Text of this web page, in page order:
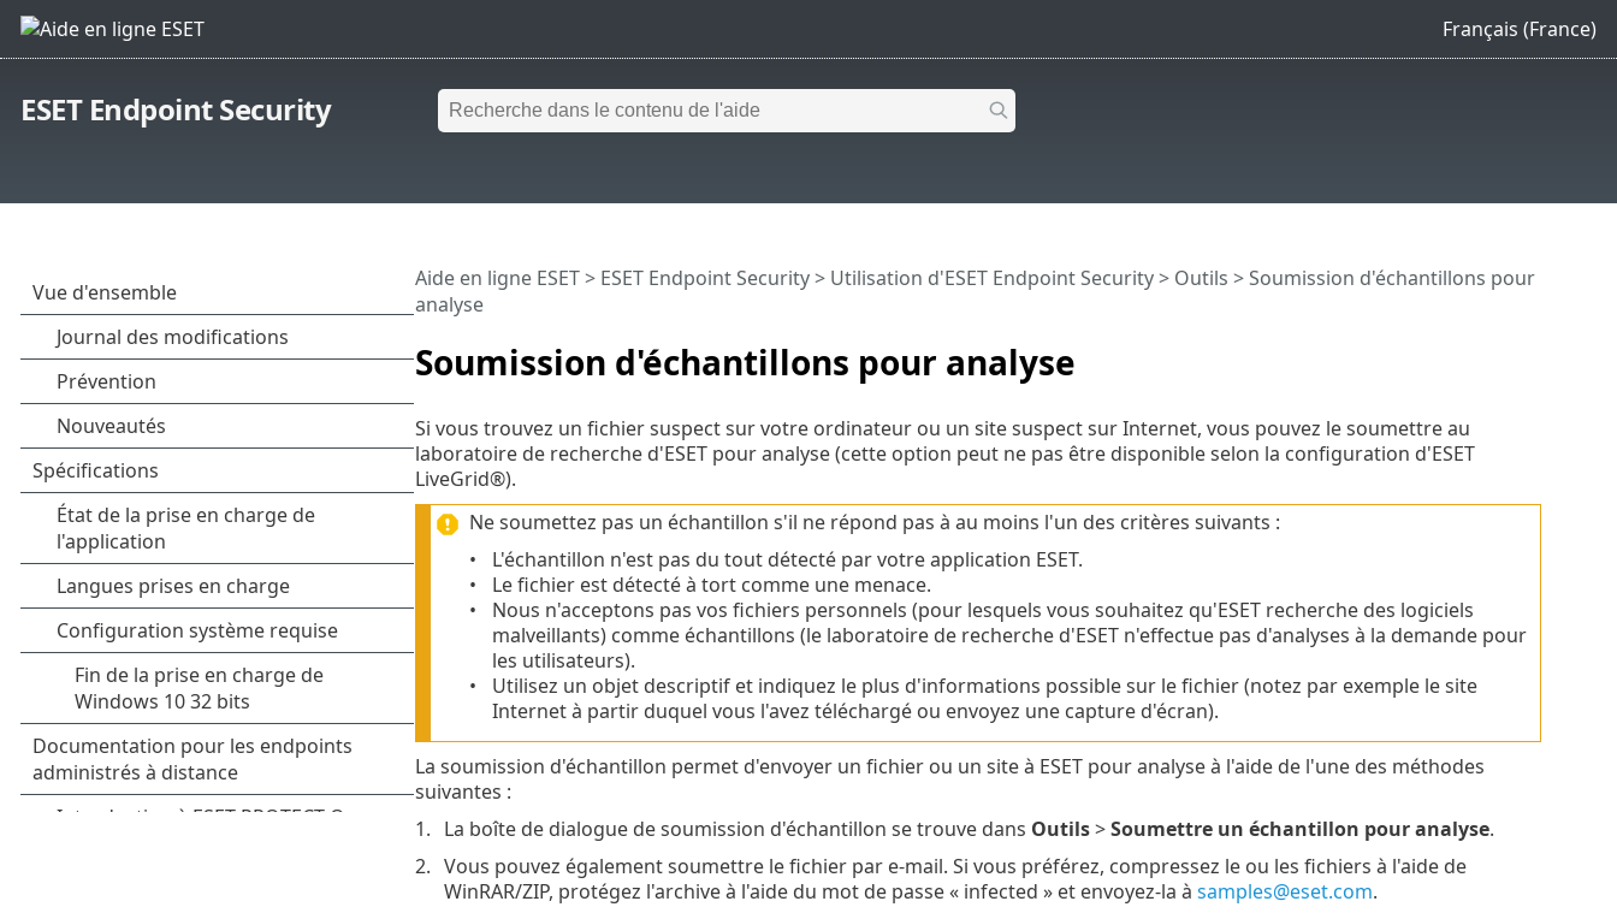
Français (France)
ESET Endpoint Security
Soumission d'échantillons pour analyse
Aide en ligne ESET> ESET Endpoint Security> Utilisation d'ESET Endpoint Security> Outils > Soumission d'échantillons pour
analyse
Si vous trouvez un fichier suspect sur votre ordinateur ou un site suspect sur Internet, vous pouvez le soumettre au
laboratoire de recherche d'ESET pour analyse (cette option peut ne pas être disponible selon la configuration d'ESET
LiveGrid®).
Ne soumettez pas un échantillon s'il ne répond pas à au moins l'un des critères suivants :
L'échantillon n'est pas du tout détecté par votre application ESET.
Le fichier est détecté à tort comme une menace.
Nous n'acceptons pas vos fichiers personnels (pour lesquels vous souhaitez qu'ESET recherche des logiciels
malveillants) comme échantillons (le laboratoire de recherche d'ESET n'effectue pas d'analyses à la demande pour
les utilisateurs).
Utilisez un objet descriptif et indiquez le plus d'informations possible sur le fichier (notez par exemple le site
Internet à partir duquel vous l'avez téléchargé ou envoyez une capture d'écran).
La soumission d'échantillon permet d'envoyer un fichier ou un site à ESET pour analyse à l'aide de l'une des méthodes
suivantes :
La boîte de dialogue de soumission d'échantillon se trouve dans Outils>Soumettre un échantillon pour analyse.
Vous pouvez également soumettre le fichier par e-mail. Si vous préférez, compressez le ou les fichiers à l'aide de
WinRAR/ZIP, protégez l'archive à l'aide du mot de passe « infected » et envoyez-la à samples@eset.com.